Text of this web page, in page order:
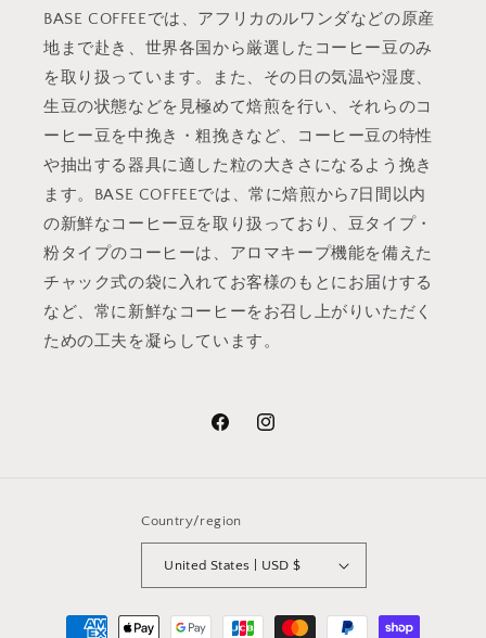
BASE COFFEEでは、アフリカのルワンダなどの原産
地まで赴き、世界各国から厳選したコーヒー豆のみ
を取り扱っています。また、その日の気温や湿度、
生豆の状態などを見極めて焙煎を行い、それらのコ
ーヒー豆を中挽き・粗挽きなど、コーヒー豆の特性
や抽出する器具に適した粒の大きさになるよう挽き
ます。BASE COFFEEでは、常に焙煎から7日間以内
の新鮮なコーヒー豆を取り扱っており、豆タイプ・
粉タイプのコーヒーは、アロマキープ機能を備えた
チャック式の袋に入れてお客様のもとにお届けする
など、常に新鮮なコーヒーをお召し上がりいただく
ための工夫を凝らしています。
FacebookInstagram
Country/region
United States | USD $
Payment